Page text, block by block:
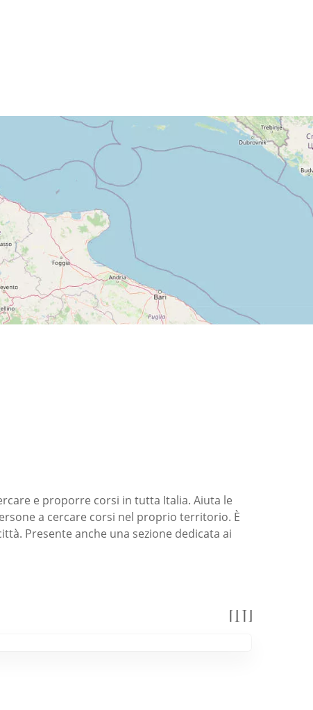
e proporre corsi in tutta Italia. Aiuta le
a cercare corsi nel proprio territorio. È
Presente anche una sezione dedicata ai